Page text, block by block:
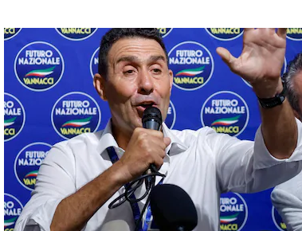
© Krone Multimedia GmbH & Co KG 2026
Muthgasse 2, 1190 Wien